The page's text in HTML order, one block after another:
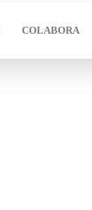
COLABORA